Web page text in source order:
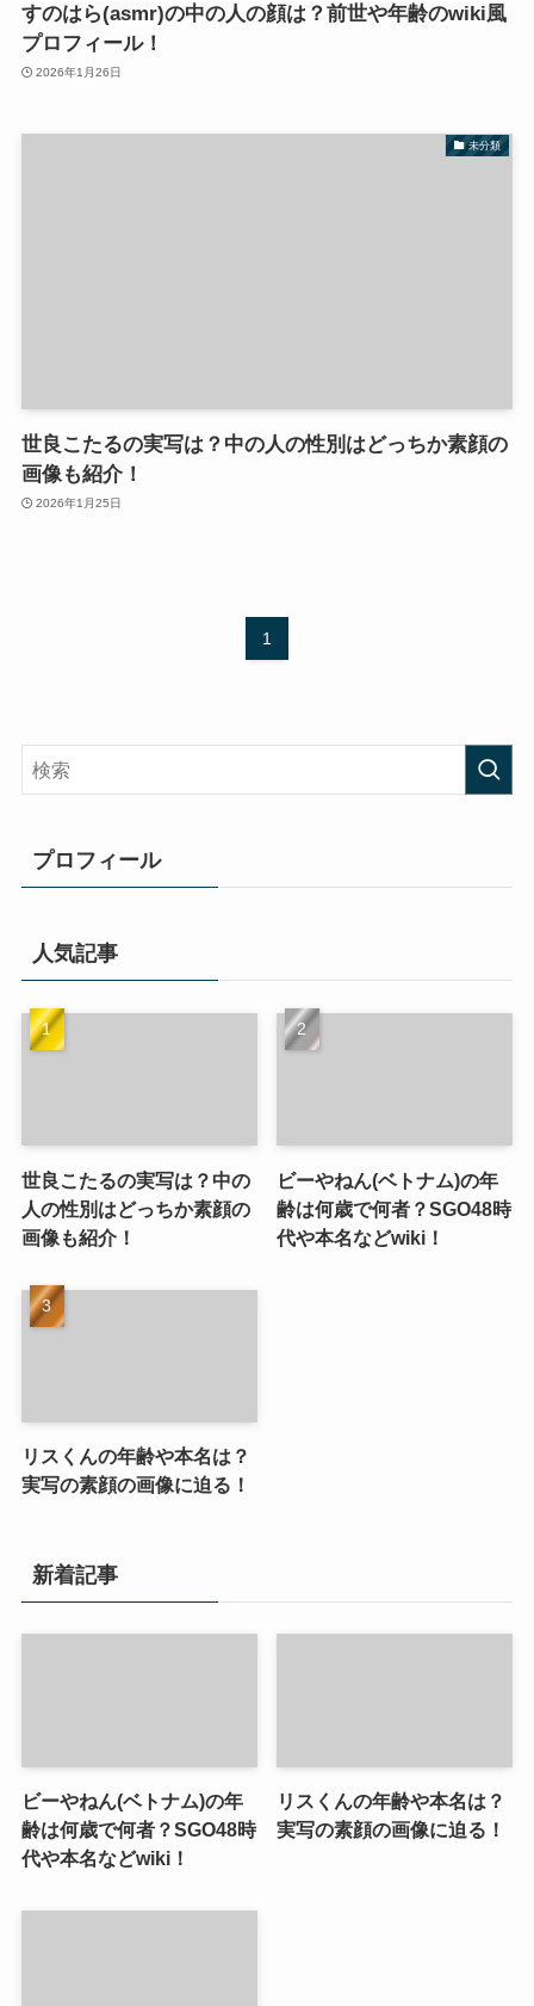
すのはら(asmr)の中の人の顔は？前世や年齢のwiki風
プロフィール！
2026年1月26日
未分類
世良こたるの実写は？中の人の性別はどっちか素顔の
画像も紹介！
2026年1月25日
1
プロフィール
人気記事
世良こたるの実写は？中の
人の性別はどっちか素顔の
画像も紹介！
ビーやねん(ベトナム)の年
齢は何歳で何者？SGO48時
代や本名などwiki！
リスくんの年齢や本名は？
実写の素顔の画像に迫る！
新着記事
ビーやねん(ベトナム)の年
齢は何歳で何者？SGO48時
代や本名などwiki！
リスくんの年齢や本名は？
実写の素顔の画像に迫る！